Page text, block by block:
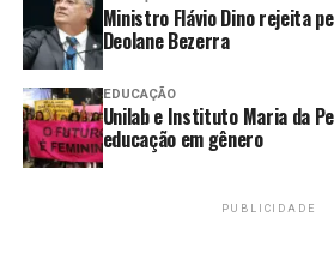
1968, que historicamente serviram
sistema de lista tríplice nas
Anteriormente, havia uma consulta
universitária, que envolvia
servidores técnico-administrativos,
com os candidatos a reitor. A partir
Ministro Flávio Dino rejeita
Deolane Bezerra
EDUCAÇÃO
Unilab e Instituto Maria da
educação em gênero
PUBLICIDADE